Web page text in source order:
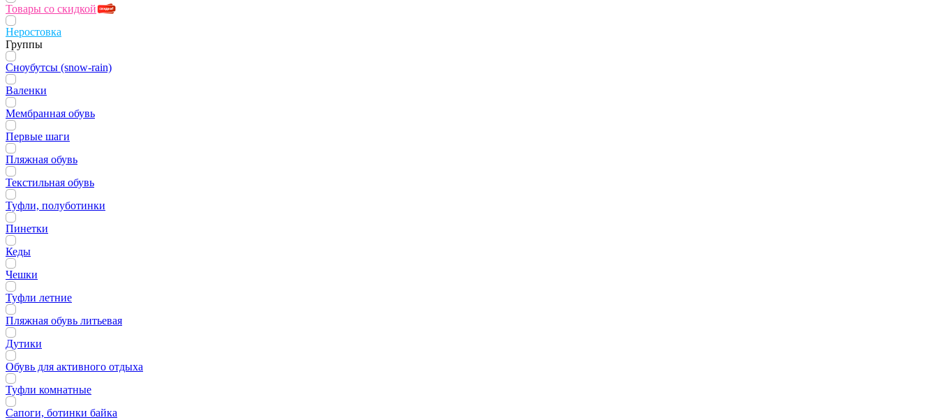
Товары со скидкой
Неростовка
Группы
Сноубутсы (snow-rain)
Валенки
Мембранная обувь
Первые шаги
Пляжная обувь
Текстильная обувь
Туфли, полуботинки
Пинетки
Кеды
Чешки
Туфли летние
Пляжная обувь литьевая
Дутики
Обувь для активного отдыха
Туфли комнатные
Сапоги, ботинки байка